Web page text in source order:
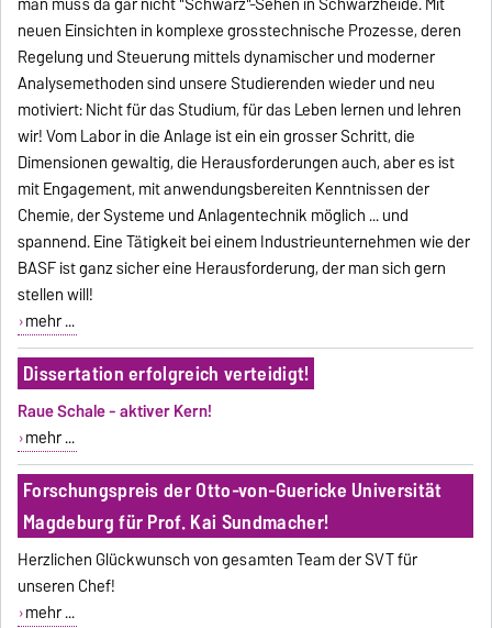
neuen Einsichten in komplexe grosstechnische Prozesse, deren
Regelung und Steuerung mittels dynamischer und moderner
Analysemethoden sind unsere Studierenden wieder und neu
motiviert: Nicht für das Studium, für das Leben lernen und lehren
wir! Vom Labor in die Anlage ist ein ein grosser Schritt, die
Dimensionen gewaltig, die Herausforderungen auch, aber es ist
mit Engagement, mit anwendungsbereiten Kenntnissen der
Chemie, der Systeme und Anlagentechnik möglich ... und
spannend. Eine Tätigkeit bei einem Industrieunternehmen wie der
BASF ist ganz sicher eine Herausforderung, der man sich gern
stellen will!
mehr ...
Dissertation erfolgreich verteidigt!
Raue Schale - aktiver Kern!
mehr ...
Forschungspreis der Otto-von-Guericke Universität
Magdeburg für Prof. Kai Sundmacher!
Herzlichen Glückwunsch von gesamten Team der SVT für
unseren Chef!
mehr ...